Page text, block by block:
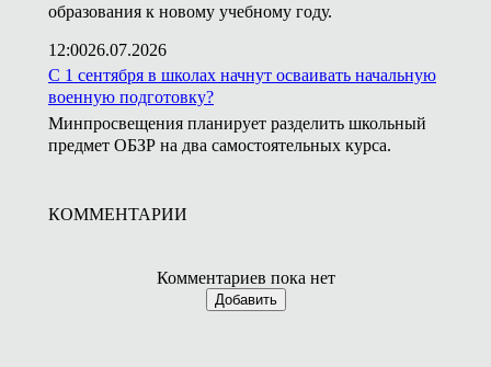
образования к новому учебному году.
12:0026.07.2026
С 1 сентября в школах начнут осваивать начальную
военную подготовку?
Минпросвещения планирует разделить школьный
предмет ОБЗР на два самостоятельных курса.
КОММЕНТАРИИ
Комментариев пока нет
Добавить